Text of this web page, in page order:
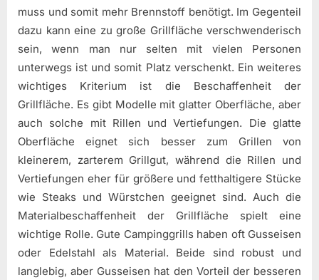
muss und somit mehr Brennstoff benötigt. Im Gegenteil
dazu kann eine zu große Grillfläche verschwenderisch
sein, wenn man nur selten mit vielen Personen
unterwegs ist und somit Platz verschenkt. Ein weiteres
wichtiges Kriterium ist die Beschaffenheit der
Grillfläche. Es gibt Modelle mit glatter Oberfläche, aber
auch solche mit Rillen und Vertiefungen. Die glatte
Oberfläche eignet sich besser zum Grillen von
kleinerem, zarterem Grillgut, während die Rillen und
Vertiefungen eher für größere und fetthaltigere Stücke
wie Steaks und Würstchen geeignet sind. Auch die
Materialbeschaffenheit der Grillfläche spielt eine
wichtige Rolle. Gute Campinggrills haben oft Gusseisen
oder Edelstahl als Material. Beide sind robust und
langlebig, aber Gusseisen hat den Vorteil der besseren